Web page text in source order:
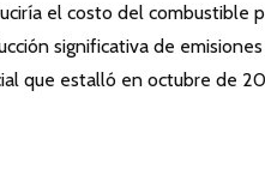
el costo del combustible
significativa de
que estalló en octubre de